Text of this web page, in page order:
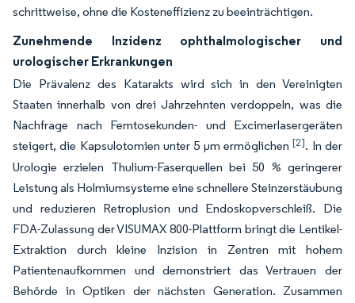
schrittweise, ohne die Kosteneffizienz zu beeinträchtigen.
Zunehmende Inzidenz ophthalmologischer und
urologischer Erkrankungen
Die Prävalenz des Katarakts wird sich in den Vereinigten
Staaten innerhalb von drei Jahrzehnten verdoppeln, was die
Nachfrage nach Femtosekunden- und Excimerlasergeräten
steigert, die Kapsulotomien unter 5 µm ermöglichen[2]. In der
Urologie erzielen Thulium-Faserquellen bei 50 % geringerer
Leistung als Holmiumsysteme eine schnellere Steinzerstäubung
und reduzieren Retroplusion und Endoskopverschleiß. Die
FDA-Zulassung der VISUMAX 800-Plattform bringt die Lentikel-
Extraktion durch kleine Inzision in Zentren mit hohem
Patientenaufkommen und demonstriert das Vertrauen der
Behörde in Optiken der nächsten Generation. Zusammen